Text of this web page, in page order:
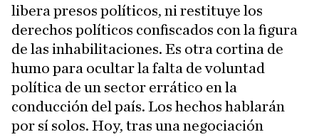
libera presos políticos, ni restituye los
derechos políticos confiscados con la figura
de las inhabilitaciones. Es otra cortina de
humo para ocultar la falta de voluntad
política de un sector errático en la
conducción del país. Los hechos hablarán
por sí solos. Hoy, tras una negociación